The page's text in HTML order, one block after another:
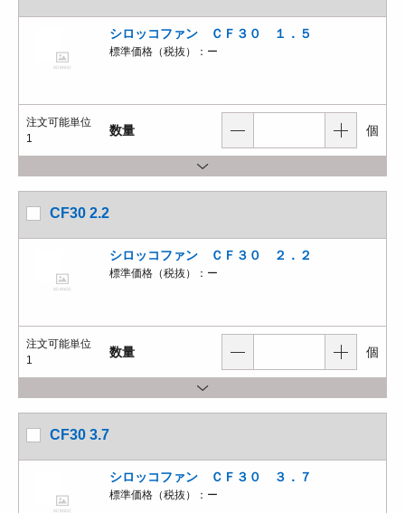
シロッコファン ＣＦ３０ １．５
標準価格（税抜）： ー
注文可能単位
1
数量 個
CF30 2.2
シロッコファン ＣＦ３０ ２．２
標準価格（税抜）： ー
注文可能単位
1
数量 個
CF30 3.7
シロッコファン ＣＦ３０ ３．７
標準価格（税抜）： ー